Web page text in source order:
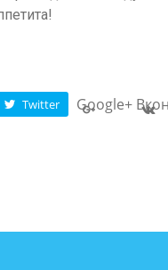
Twitter Google+